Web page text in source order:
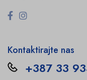
Kontaktirajte nas
+387 33